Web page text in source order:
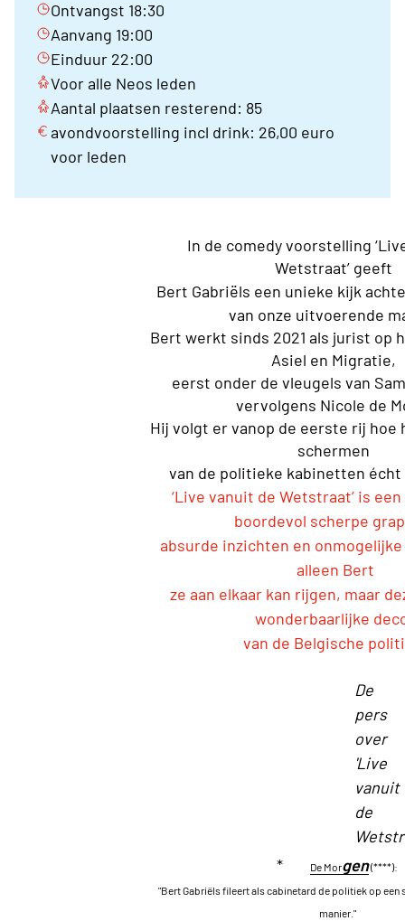
Ontvangst 18:30
Aanvang 19:00
Einduur 22:00
Voor alle Neos leden
Aantal plaatsen resterend: 85
avondvoorstelling incl drink: 26,00 euro
voor leden
In de comedy voorstelling
Wetstraat’ geeft
Bert Gabriëls een unieke kijk
van onze uitvoerende
Bert werkt sinds 2021 als jurist op
Asiel en Migratie,
eerst onder de vleugels van
vervolgens Nicole de
Hij volgt er vanop de eerste rij hoe
schermen
van de politieke kabinetten écht
‘Live vanuit de Wetstraat’ is
boordevol scherpe
absurde inzichten en
alleen Bert
ze aan elkaar kan rijgen, maar
wonderbaarlijke
van de Belgische
De
pers
over
'Live
vanuit
de
*
De Morgen(****):
"Bert Gabriëls fileert als cabinetard de politiek op een
manier."